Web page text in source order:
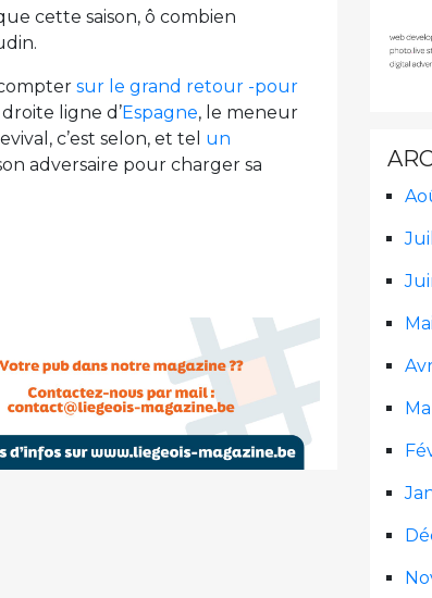
cette saison, ô combien
sur le grand retour -pour
droite ligne d’Espagne, le meneur
c’est selon, et tel un
adversaire pour charger sa